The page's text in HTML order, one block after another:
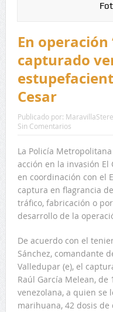
En operación
capturado
Cesar
Publicado por:
Sin Comentarios
La Policía
acción en la invasión El
en coordinación con el
captura en flagrancia
tráfico, fabricación o
desarrollo de la
De acuerdo con el
Sánchez, comandante
Valledupar (e), el
Raúl García Melean,
venezolana, a quien se
marihuana, 42 dosis de